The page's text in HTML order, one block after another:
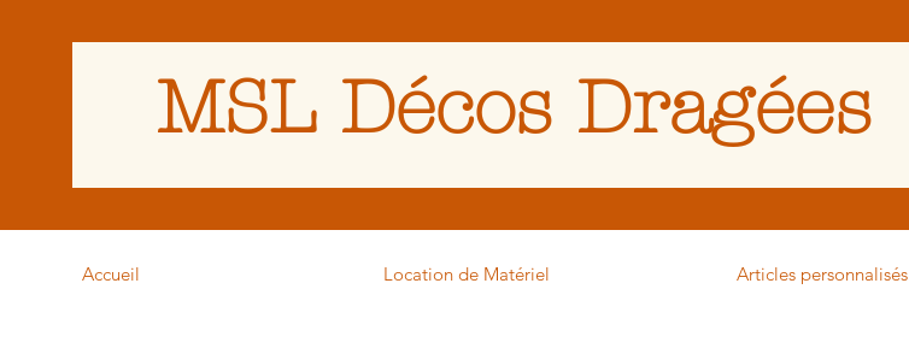
MSL Décos Dragées
Accueil Location de Matériel Articles personnalisés